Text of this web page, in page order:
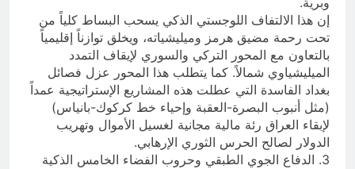
إن هذا الالتفاف اللوجستي الذكي يسحب البساط كلياً من
تحت رحمة مضيق هرمز وميليشياته، ويخلق توازناً إقليمياً
بالتعاون مع المحور التركي والسوري لإيقاف التمدد
الميليشياوي شمالاً. كما يتطلب هذا المحور عزل فصائل
بغداد الفاسدة التي عطلت هذه المشاريع الإستراتيجية عمداً
(مثل أنبوب البصرة-العقبة وإحياء خط كركوك-بانياس)
لإبقاء العراق رئة مالية مجانية لغسيل الأموال وتهريب
الدولار لصالح الحرس الثوري الإرهابي.
3. الدفاع الجوي الطبقي وحروب الفضاء الخامس الذكية